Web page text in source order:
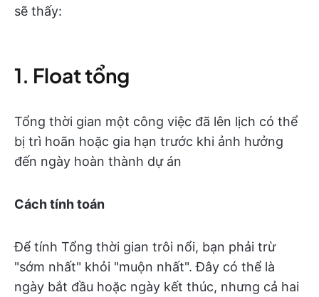
sẽ thấy:
1. Float tổng
Tổng thời gian một công việc đã lên lịch có thể
bị trì hoãn hoặc gia hạn trước khi ảnh hưởng
đến ngày hoàn thành dự án
Cách tính toán
Để tính Tổng thời gian trôi nổi, bạn phải trừ
"sớm nhất" khỏi "muộn nhất". Đây có thể là
ngày bắt đầu hoặc ngày kết thúc, nhưng cả hai